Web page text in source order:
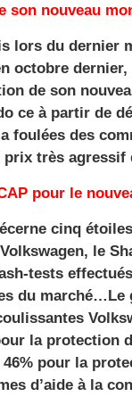
son nouveau
lors du dernier
octobre
de son
ce à partir de
foulées des
prix très agressif
pour le
cinq
le
tests
du marché…Le
la protection
pour la
d’aide à la